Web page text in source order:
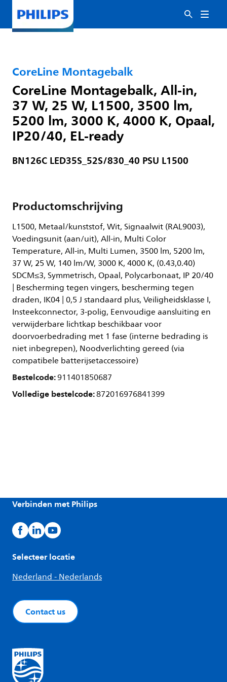
CoreLine Montagebalk
CoreLine Montagebalk, All-in,
37 W, 25 W, L1500, 3500 lm,
5200 lm, 3000 K, 4000 K, Opaal,
IP20/40, EL-ready
BN126C LED35S_52S/830_40 PSU L1500
Productomschrijving
L1500, Metaal/kunststof, Wit, Signaalwit (RAL9003),
Voedingsunit (aan/uit), All-in, Multi Color
Temperature, All-in, Multi Lumen, 3500 lm, 5200 lm,
37 W, 25 W, 140 lm/W, 3000 K, 4000 K, (0.43,0.40)
SDCM≤3, Symmetrisch, Opaal, Polycarbonaat, IP 20/40
| Bescherming tegen vingers, bescherming tegen
draden, IK04 | 0,5 J standaard plus, Veiligheidsklasse I,
Insteekconnector, 3-polig, Eenvoudige aansluiting en
verwijderbare lichtkap beschikbaar voor
doorvoerbedrading met 1 fase (interne bedrading is
niet inbegrepen), Noodverlichting gereed (via
compatibele batterijsetaccessoire)
Bestelcode:911401850687
Volledige bestelcode:872016976841399
Verbinden met Philips
Selecteer locatie
Nederland - Nederlands
Contact us